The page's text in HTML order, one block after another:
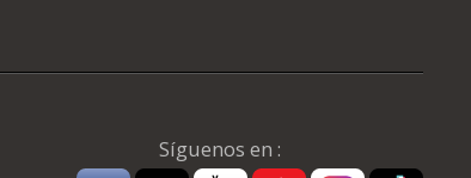
Síguenos en :